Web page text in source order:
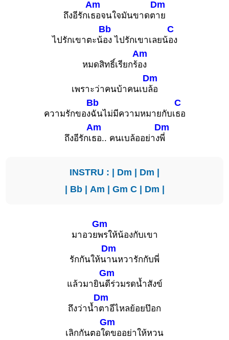
ถึงอีรักเ
Am
ธอจนใจมันขาดต
Dm
าย
ไปรักเขาตะน้
Bb
อง ไปรักเขาเลยน้
C
อง
หมดสิทธิ์เรียกร้
Am
อง
เพราะว่าคนบ้าคนเบ
Dm
ล้อ
ความรักของ
Bb
ฉันไม่มีความหมายกับเ
C
ธอ
ถึงอีรักเ
Am
ธอ.. คนเบล้ออย่าง
Dm
พี่
INSTRU : | Dm | Dm |
| Bb| Am | Gm C| Dm |
มาอวย
Gm
พรให้น้องกับเขา
รักกันให้น
Dm
านหวารักกับพี่
แล้วมายิน
Gm
ดีร่วมรดน้ำสังข์
ถึงว่าน้ำ
Dm
ตาอีไหลย้อยป๊อก
เลิกกันตอใ
Gm
ดขออย่าให้หวน